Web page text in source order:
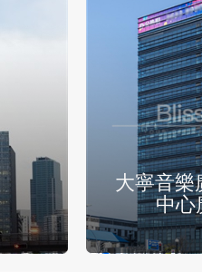
大寧音樂
中心